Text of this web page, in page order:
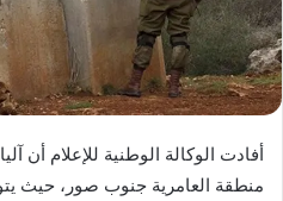
أفادت الوكالة الوطنية للإعلام أن
منطقة العامرية جنوب صور، حيث